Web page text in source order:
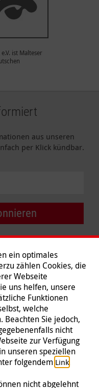
ist Malteser
aus unseren
per Klick kündbar.
ein optimales
zählen Cookies, die
Webseite
uns helfen, unsere
Funktionen
welche
Beachten Sie jedoch,
nicht
zur Verfügung
unseren speziellen
folgendem Link.
nicht abgelehnt